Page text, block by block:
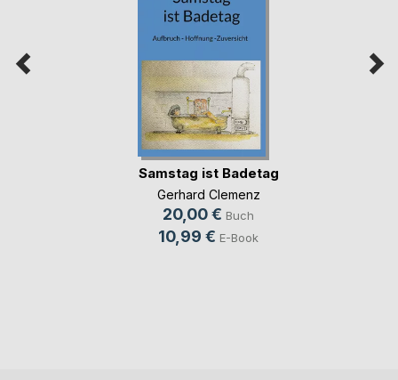
Samstag ist Badetag
Gerhard Clemenz
20,00 € Buch
10,99 € E-Book